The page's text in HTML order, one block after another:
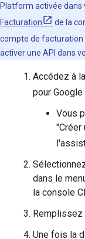
Platform activée dans
Facturation
de la
compte de facturation
activer une API dans
Accédez à
pour
Vous
"Créer
dans le
la console
Remplissez
Une fois la